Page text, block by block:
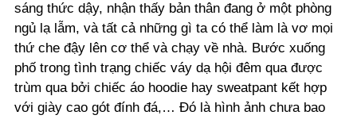
sáng thức dậy, nhận thấy bản thân đang ở một phòng
ngủ lạ lẫm, và tất cả những gì ta có thể làm là vơ mọi
thứ che đậy lên cơ thể và chạy về nhà. Bước xuống
phố trong tình trạng chiếc váy dạ hội đêm qua được
trùm qua bởi chiếc áo hoodie hay sweatpant kết hợp
với giày cao gót đính đá,… Đó là hình ảnh chưa bao